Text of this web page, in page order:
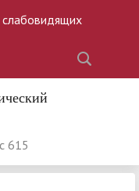
слабовидящих
615